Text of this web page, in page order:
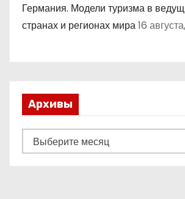
Германия. Модели туризма в
странах и регионах мира16
Архивы
р